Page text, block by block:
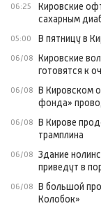
06:25
Кировские
сахарным
05:00 В пятницу в
06/08 Кировские
готовятся к
06/08 В Кировском
фонда»
06/08 В Кирове
трамплина
06/08 Здание
приведут в
06/08 В большой
Колобок»